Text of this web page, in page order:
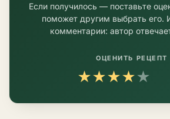
Если получилось — поставьте
поможет другим выбрать его.
комментарии: автор
ОЦЕНИТЬ РЕЦЕПТ
★★★★★